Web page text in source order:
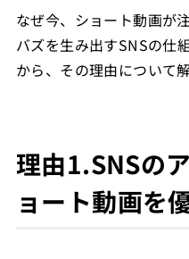
なぜ今、ショート動画が
バズを生み出すSNSの仕
から、その理由について解
理由1.SNSの
ョート動画を